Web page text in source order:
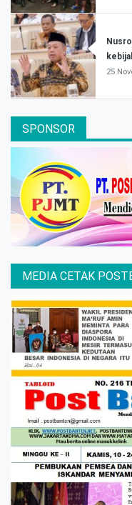
25
SPONSOR
MEDIA CETAK